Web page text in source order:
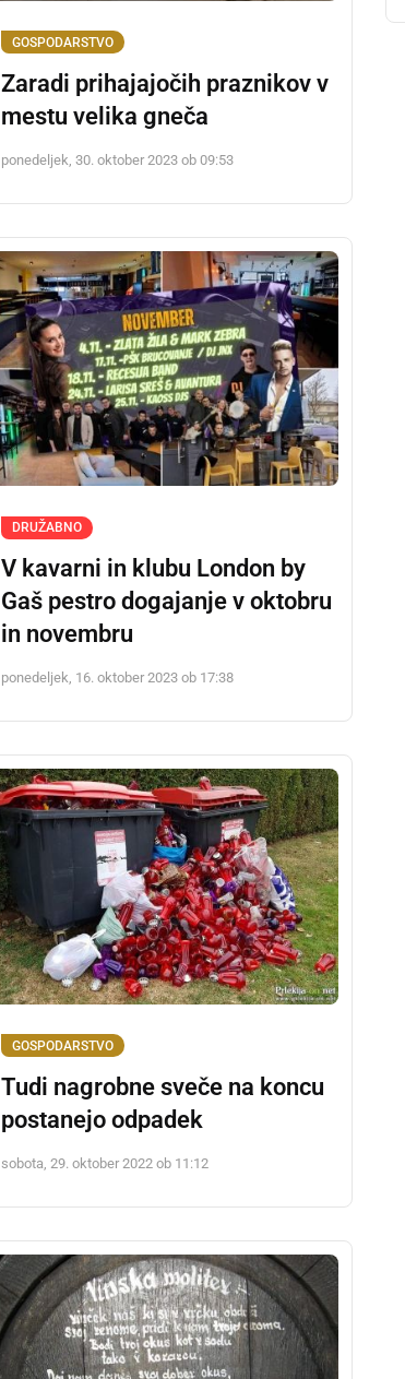
GOSPODARSTVO
Zaradi prihajajočih praznikov v
mestu velika gneča
ponedeljek, 30. oktober 2023 ob 09:53
DRUŽABNO
V kavarni in klubu London by
Gaš pestro dogajanje v oktobru
in novembru
ponedeljek, 16. oktober 2023 ob 17:38
GOSPODARSTVO
Tudi nagrobne sveče na koncu
postanejo odpadek
sobota, 29. oktober 2022 ob 11:12